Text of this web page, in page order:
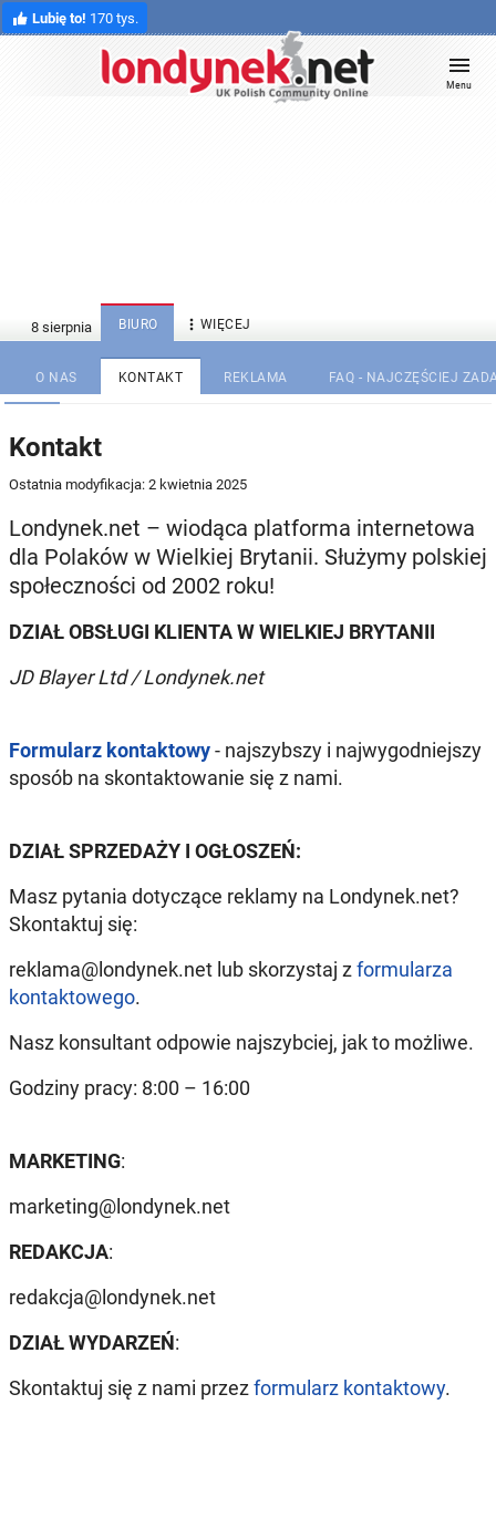
Lubię to! 170 tys.
Menu
BIURO  WIĘCEJ
O NAS KONTAKT REKLAMA FAQ - NAJCZĘŚCIEJ
Kontakt
Ostatnia modyfikacja: 2 kwietnia 2025
Londynek.net – wiodąca platforma internetowa
dla Polaków w Wielkiej Brytanii. Służymy polskiej
społeczności od 2002 roku!
DZIAŁ OBSŁUGI KLIENTA W WIELKIEJ BRYTANII
JD Blayer Ltd / Londynek.net
Formularz kontaktowy- najszybszy i najwygodniejszy
sposób na skontaktowanie się z nami.
DZIAŁ SPRZEDAŻY I OGŁOSZEŃ:
Masz pytania dotyczące reklamy na Londynek.net?
Skontaktuj się:
reklama@londynek.net lub skorzystaj zformularza
kontaktowego.
Nasz konsultant odpowie najszybciej, jak to możliwe.
Godziny pracy: 8:00 – 16:00
MARKETING:
marketing@londynek.net
REDAKCJA:
redakcja@londynek.net
DZIAŁ WYDARZEŃ:
Skontaktuj się z nami przezformularz kontaktowy.